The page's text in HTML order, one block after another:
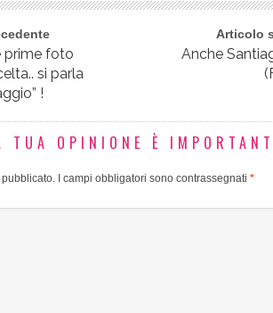
prime foto
si parla
!
Articolo
Anche
TUA OPINIONE È
pubblicato. I campi obbligatori sono contrassegnati *